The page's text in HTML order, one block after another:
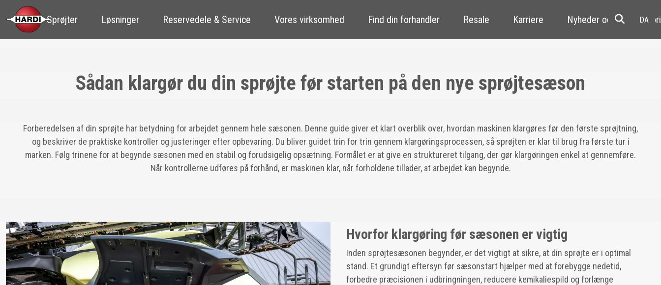
Sprøjter Løsninger Reservedele & Service Vores virksomhed Find din forhandler Resale Karriere Nyheder og
Sådan klargør du din sprøjte før starten på den nye sprøjtesæson
Forberedelsen af din sprøjte har betydning for arbejdet gennem hele sæsonen. Denne guide giver et klart overblik over, hvordan maskinen klargøres før den første sprøjtning,
og beskriver de praktiske kontroller og justeringer efter opbevaring. Du bliver guidet trin for trin gennem klargøringsprocessen, så sprøjten er klar til brug fra første tur i
marken. Følg trinene for at begynde sæsonen med en stabil og forudsigelig opsætning. Formålet er at give en struktureret tilgang, der gør klargøringen enkel at gennemføre.
Når kontrollerne udføres på forhånd, er maskinen klar, når forholdene tillader, at arbejdet kan begynde.
Hvorfor klargøring før sæsonen er vigtig
Inden sprøjtesæsonen begynder, er det vigtigt at sikre, at din sprøjte er i optimal
stand. Et grundigt eftersyn før sæsonstart hjælper med at forebygge nedetid,
forbedre præcisionen i udbringningen, reducere kemikaliespild og forlænge